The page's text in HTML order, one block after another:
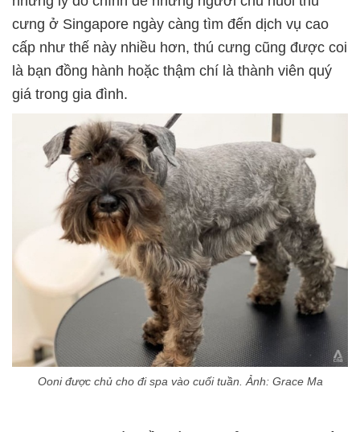
cưng ở Singapore ngày càng tìm đến dịch vụ cao
cấp như thế này nhiều hơn, thú cưng cũng được coi
là bạn đồng hành hoặc thậm chí là thành viên quý
giá trong gia đình.
Ooni được chủ cho đi spa vào cuối tuần. Ảnh: Grace Ma